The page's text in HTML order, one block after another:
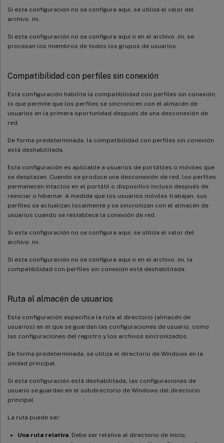
Si esta configuración no se configura aquí, se utiliza el valor del
archivo .ini.
Si esta configuración no se configura aquí o en el archivo .ini, se
procesan los miembros de todos los grupos de usuarios.
Compatibilidad con perfiles sin conexión
Esta configuración habilita la compatibilidad con perfiles sin conexión,
lo que permite que los perfiles se sincronicen con el almacén de
usuarios en la primera oportunidad después de una desconexión de
red.
De forma predeterminada, la compatibilidad con perfiles sin conexión
está deshabilitada.
Esta configuración es aplicable a usuarios de portátiles o móviles que
se desplazan. Cuando se produce una desconexión de red, los perfiles
permanecen intactos en el portátil o dispositivo incluso después de
reiniciar o hibernar. A medida que los usuarios móviles trabajan, sus
perfiles se actualizan localmente y se sincronizan con el almacén de
usuarios cuando se restablece la conexión de red.
Si esta configuración no se configura aquí, se utiliza el valor del
archivo .ini.
Si esta configuración no se configura aquí o en el archivo .ini, la
compatibilidad con perfiles sin conexión está deshabilitada.
Ruta al almacén de usuarios
Esta configuración especifica la ruta al directorio (almacén de
usuarios) en el que se guardan las configuraciones de usuario, como
las configuraciones del registro y los archivos sincronizados.
De forma predeterminada, se utiliza el directorio de Windows en la
unidad principal.
Si esta configuración está deshabilitada, las configuraciones de
usuario se guardan en el subdirectorio de Windows del directorio
principal.
La ruta puede ser:
Una ruta relativa . Debe ser relativa al directorio de inicio,